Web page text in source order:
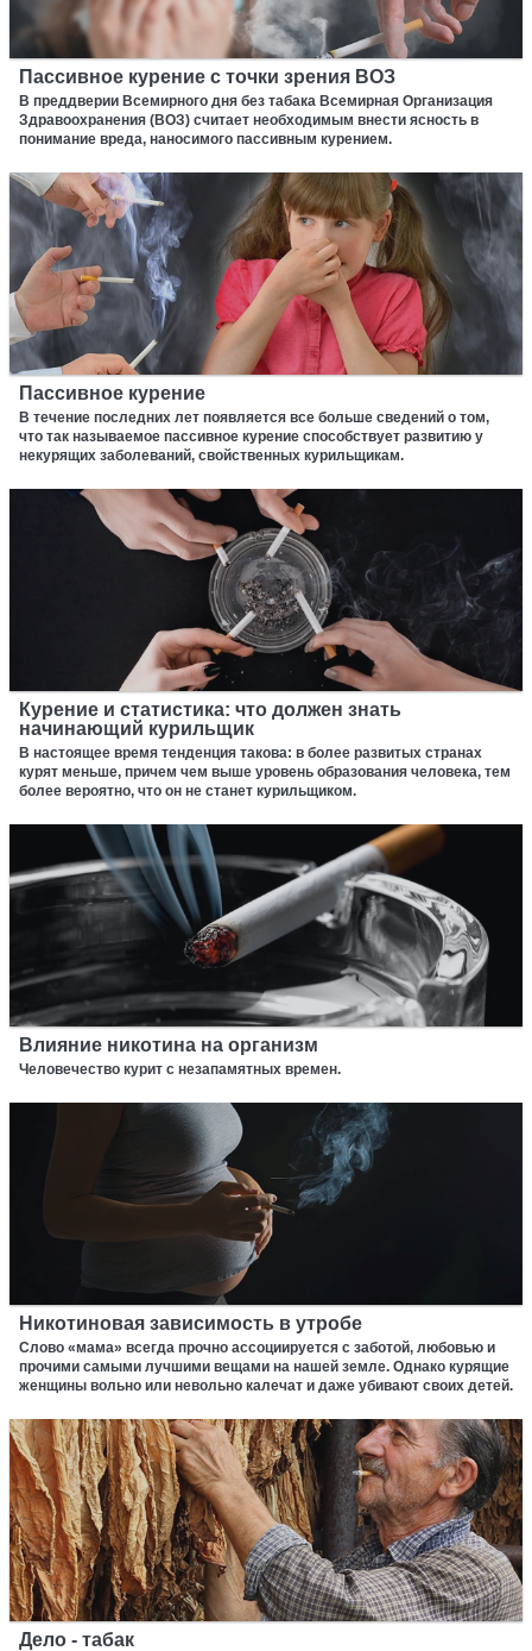
Пассивное курение с точки зрения ВОЗ
В преддверии Всемирного дня без табака Всемирная Организация
Здравоохранения (ВОЗ) считает необходимым внести ясность в
понимание вреда, наносимого пассивным курением.
Пассивное курение
В течение последних лет появляется все больше сведений о том,
что так называемое пассивное курение способствует развитию у
некурящих заболеваний, свойственных курильщикам.
Курение и статистика: что должен знать
начинающий курильщик
В настоящее время тенденция такова: в более развитых странах
курят меньше, причем чем выше уровень образования человека, тем
более вероятно, что он не станет курильщиком.
Влияние никотина на организм
Человечество курит с незапамятных времен.
Никотиновая зависимость в утробе
Слово «мама» всегда прочно ассоциируется с заботой, любовью и
прочими самыми лучшими вещами на нашей земле. Однако курящие
женщины вольно или невольно калечат и даже убивают своих детей.
Дело - табак